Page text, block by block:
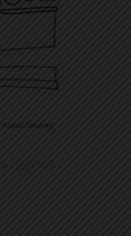
Strukelj